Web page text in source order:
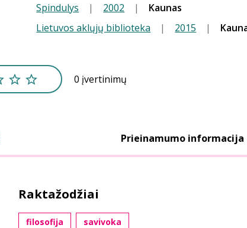
Spindulys | 2002 |
Kaunas
Lietuvos aklųjų biblioteka | 2015 |
0 įvertinimų
Prieinamumo informacija
Raktažodžiai
filosofija savivoka